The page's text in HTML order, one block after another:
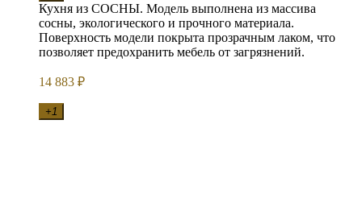
Кухня из СОСНЫ. Модель выполнена из массива
сосны, экологического и прочного материала.
Поверхность модели покрыта прозрачным лаком, что
позволяет предохранить мебель от загрязнений.
14 883 ₽
+1